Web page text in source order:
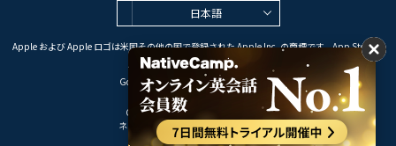
日本語
Apple および Apple ロゴは米国その他の国で登録された Apple Inc. の商標です。App Store は
Apple Inc. のサービスマークです。
Google Play は Google LLC の商標です。
Copyright © 2026 オンライン英会話
ネイティブキャンプ All Rights Reserved.